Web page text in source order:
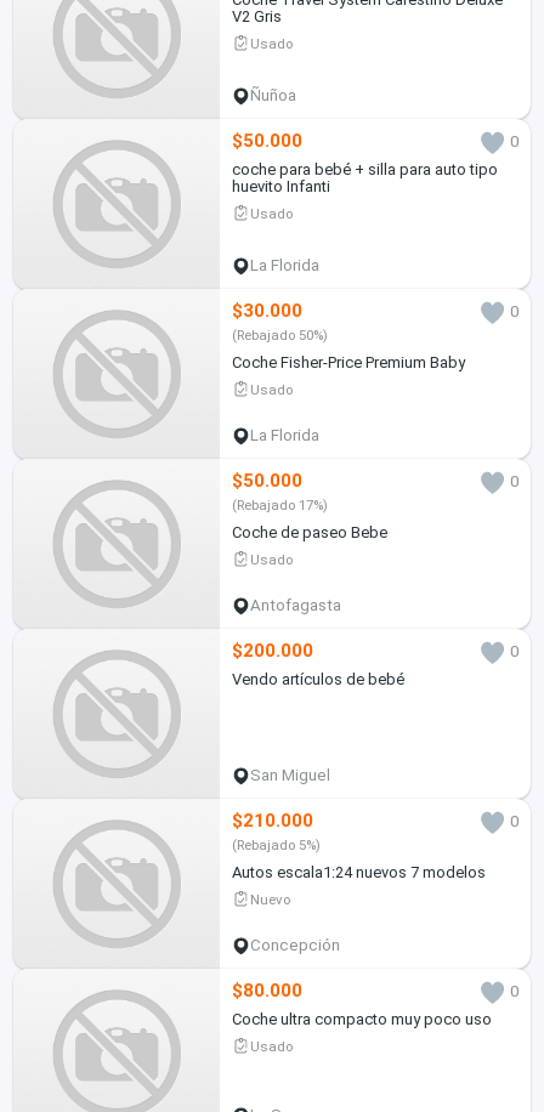
V2 Gris
Usado
Ñuñoa
$50.000
0
coche para bebé + silla para auto tipo
huevito Infanti
Usado
La Florida
$30.000 0
(Rebajado 50%)
Coche Fisher-Price Premium Baby
Usado
La Florida
$50.000 0
(Rebajado 17%)
Coche de paseo Bebe
Usado
Antofagasta
$200.000
0
Vendo artículos de bebé
San Miguel
$210.000 0
(Rebajado 5%)
Autos escala1:24 nuevos 7 modelos
Nuevo
Concepción
$80.000
0
Coche ultra compacto muy poco uso
Usado